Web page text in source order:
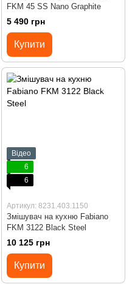
FKM 45 SS Nano Graphite
5 490 грн
Купити
Відео
6
6
Артикул: 8231.403.1150
Змішувач на кухню Fabiano
FKM 3122 Black Steel
10 125 грн
Купити